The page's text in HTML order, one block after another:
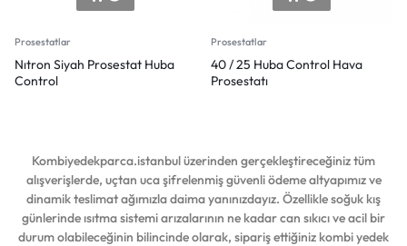
Prosestatlar
Nıtron Siyah Prosestat Huba
Control
Prosestatlar
40 / 25 Huba Control Hava
Prosestatı
Kombiyedekparca.istanbul üzerinden gerçekleştireceğiniz tüm
alışverişlerde, uçtan uca şifrelenmiş güvenli ödeme altyapımız ve
dinamik teslimat ağımızla daima yanınızdayız. Özellikle soğuk kış
günlerinde ısıtma sistemi arızalarının ne kadar can sıkıcı ve acil bir
durum olabileceğinin bilincinde olarak, sipariş ettiğiniz kombi yedek